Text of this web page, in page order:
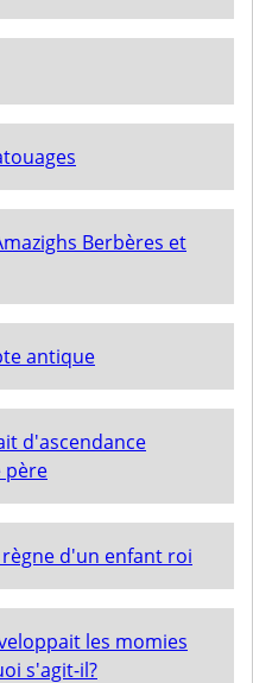
Berbères et
antique
d'ascendance
père
d'un enfant roi
les momies
s'agit-il?